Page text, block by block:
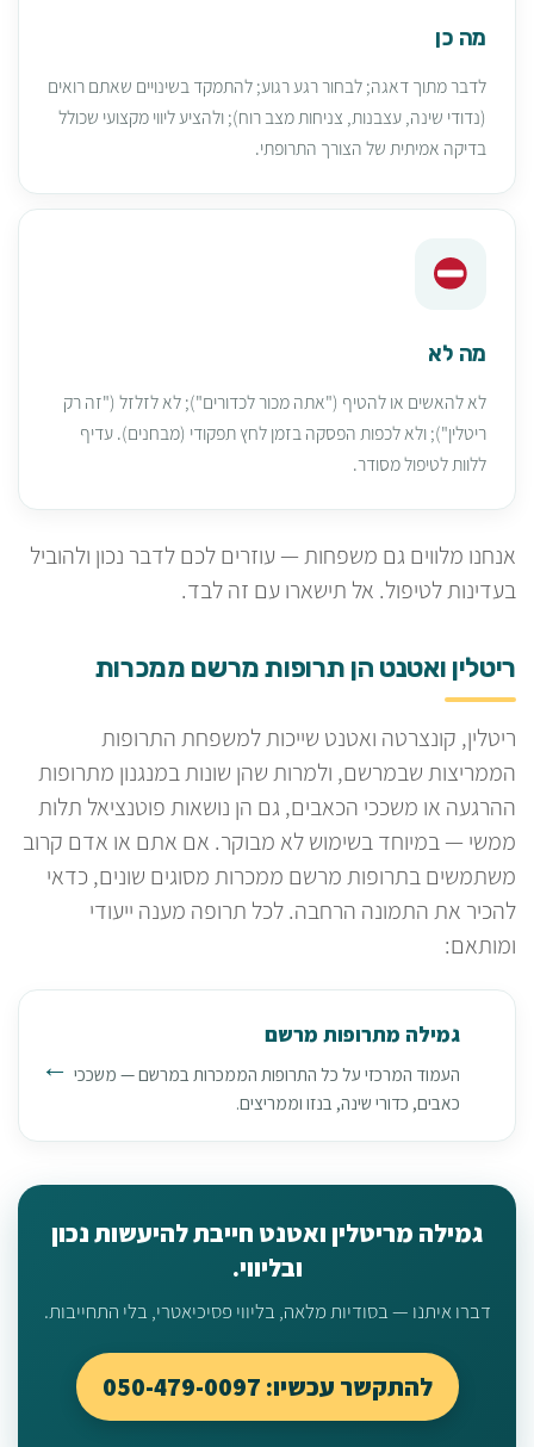
מה כן
לדבר מתוך דאגה; לבחור רגע רגוע; להתמקד בשינויים שאתם רואים
(נדודי שינה, עצבנות, צניחות מצב רוח); ולהציע ליווי מקצועי שכולל
בדיקה אמיתית של הצורך התרופתי.
מה לא
לא להאשים או להטיף ("אתה מכור לכדורים"); לא לזלזל ("זה רק
ריטלין"); ולא לכפות הפסקה בזמן לחץ תפקודי (מבחנים). עדיף
ללוות לטיפול מסודר.
אנחנו מלווים גם משפחות — עוזרים לכם לדבר נכון ולהוביל
בעדינות לטיפול. אל תישארו עם זה לבד.
ריטלין ואטנט הן תרופות מרשם ממכרות
ריטלין, קונצרטה ואטנט שייכות למשפחת התרופות
הממריצות שבמרשם, ולמרות שהן שונות במנגנון מתרופות
ההרגעה או משככי הכאבים, גם הן נושאות פוטנציאל תלות
ממשי — במיוחד בשימוש לא מבוקר. אם אתם או אדם קרוב
משתמשים בתרופות מרשם ממכרות מסוגים שונים, כדאי
להכיר את התמונה הרחבה. לכל תרופה מענה ייעודי
ומותאם:
גמילה מתרופות מרשם
העמוד המרכזי על כל התרופות הממכרות במרשם — משככי
כאבים, כדורי שינה, בנזו וממריצים.
גמילה מריטלין ואטנט חייבת להיעשות נכון
ובליווי.
דברו איתנו — בסודיות מלאה, בליווי פסיכיאטרי, בלי התחייבות.
להתקשר עכשיו: 050-479-0097